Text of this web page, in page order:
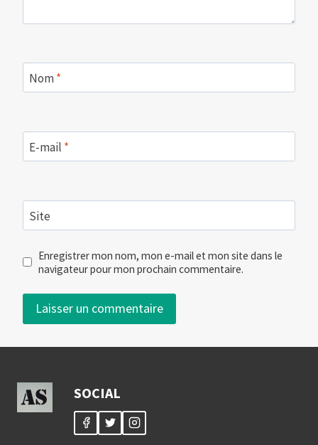
Nom*
E-mail *
Site
Enregistrer mon nom, mon e-mail et mon site dans le
navigateur pour mon prochain commentaire.
SOCIAL